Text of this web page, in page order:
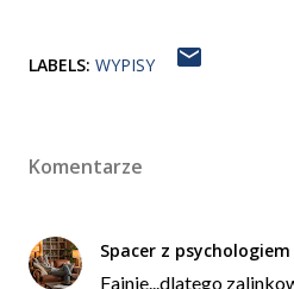
LABELS: WYPISY
Komentarze
Spacer z psychologiem
Fajnie...dlatego